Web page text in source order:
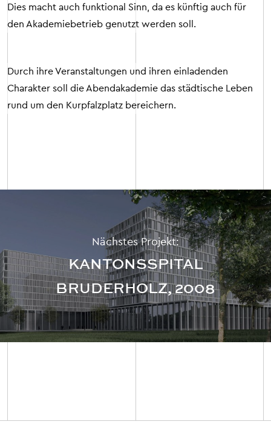
Dies macht auch funktional Sinn, da es künftig auch für
den Akademiebetrieb genutzt werden soll.
Durch ihre Veranstaltungen und ihren einladenden
Charakter soll die Abendakademie das städtische Leben
rund um den Kurpfalzplatz bereichern.
Nächstes Projekt:
KANTONSSPITAL
BRUDERHOLZ, 2008